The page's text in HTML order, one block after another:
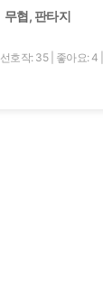
무협, 판타지
선호작: 35 좋아요: 4